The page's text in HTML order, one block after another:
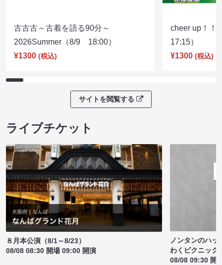
古古古～古着を語る90分～
2026Summer（8/9 18:00）
¥1300 (税込)
cheer up！
17:15）
¥1300 (税込)
サイトを閲覧する
ライブチケット
８月本公演（8/1～8/23）
08/08 08:30 開場 09:00 開演
ノンタンのハッ
わくピクニック
08/08 09:30 開